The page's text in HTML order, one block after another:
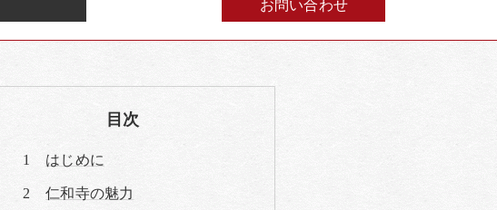
お問い合わせ
目次
はじめに
仁和寺の魅力